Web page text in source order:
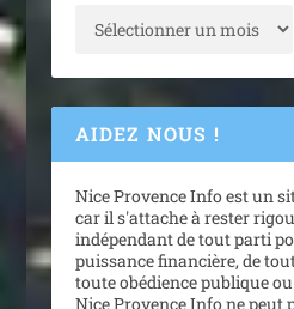
AIDEZ NOUS !
Nice Provence Info est un
car il s'attache à rester
indépendant de tout parti
puissance financière, de
toute obédience publique
Nice Provence Info ne peut